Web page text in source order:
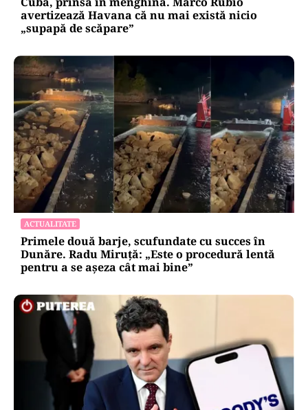
INTERNAȚIONAL
Cuba, prinsă în menghină. Marco Rubio
avertizează Havana că nu mai există nicio
„supapă de scăpare”